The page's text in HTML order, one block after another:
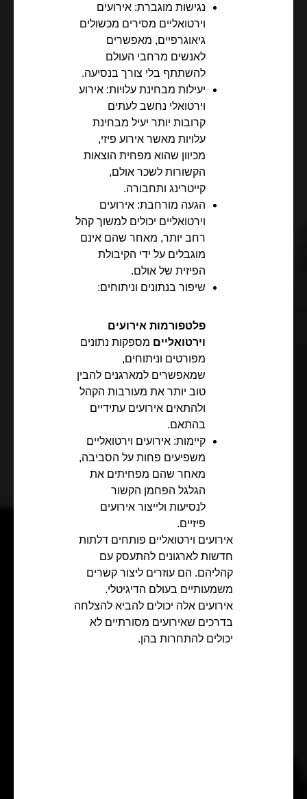
נגישות מוגברת: אירועים
וירטואליים מסירים מכשולים
גיאוגרפיים, מאפשרים
לאנשים מרחבי העולם
להשתתף בלי צורך בנסיעה.
יעילות מבחינת עלויות: אירוע
וירטואלי נחשב לעתים
קרובות יותר יעיל מבחינת
עלויות מאשר אירוע פיזי,
מכיוון שהוא מפחית הוצאות
הקשורות לשכר אולם,
קייטרינג ותחבורה.
הגעה מורחבת: אירועים
וירטואליים יכולים למשוך קהל
רחב יותר, מאחר שהם אינם
מוגבלים על ידי הקיבולת
הפיזית של אולם.
שיפור בנתונים וניתוחים:
פלטפורמות אירועים
וירטואליים מספקות נתונים
מפורטים וניתוחים,
שמאפשרים למארגנים להבין
טוב יותר את מעורבות הקהל
ולהתאים אירועים עתידיים
בהתאם.
קיימות: אירועים וירטואליים
משפיעים פחות על הסביבה,
מאחר שהם מפחיתים את
הגלגל הפחמן הקשור
לנסיעות ולייצור אירועים
פיזיים.
אירועים וירטואליים פותחים דלתות
חדשות לארגונים להתעסק עם
קהליהם. הם עוזרים ליצור קשרים
משמעותיים בעולם הדיגיטלי.
אירועים אלה יכולים להביא להצלחה
בדרכים שאירועים מסורתיים לא
יכולים להתחרות בהן.